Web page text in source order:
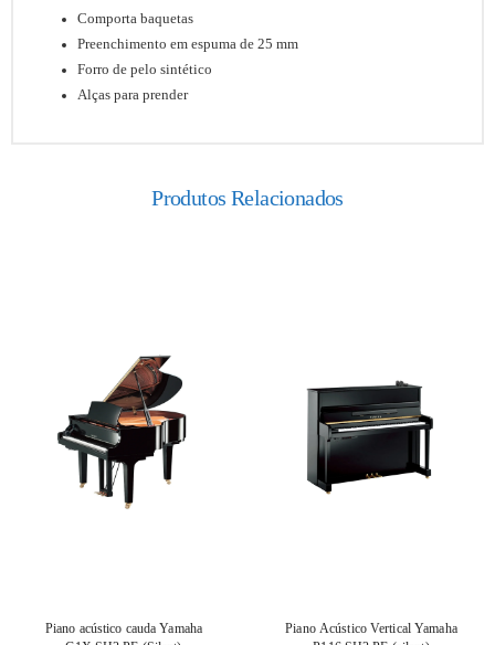
Comporta baquetas
Preenchimento em espuma de 25 mm
Forro de pelo sintético
Alças para prender
Produtos Relacionados
Piano acústico cauda Yamaha
Piano Acústico Vertical Yamaha